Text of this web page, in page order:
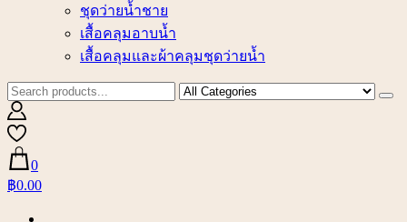
ชุดว่ายน้ำชาย
เสื้อคลุมอาบน้ำ
เสื้อคลุมและผ้าคลุมชุดว่ายน้ำ
0
฿0.00